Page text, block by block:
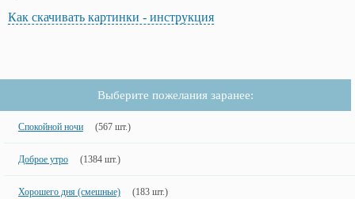
Как скачивать картинки - инструкция
Выберите пожелания заранее:
Спокойной ночи (567 шт.)
Доброе утро (1384 шт.)
Хорошего дня (смешные) (183 шт.)